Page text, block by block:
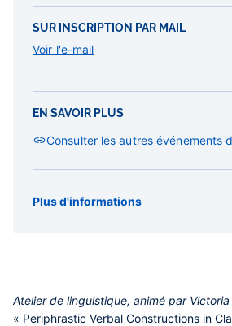
SUR INSCRIPTION PAR MAIL
Voir l'e-mail
EN SAVOIR PLUS
Consulter les autres événements
Plus d'informations
Type
Atelier
Atelier de linguistique, animé par
« Periphrastic Verbal Constructions in